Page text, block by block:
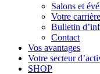
Salons et
Votre carrière
Bulletin
Contact
Vos avantages
Votre secteur
SHOP